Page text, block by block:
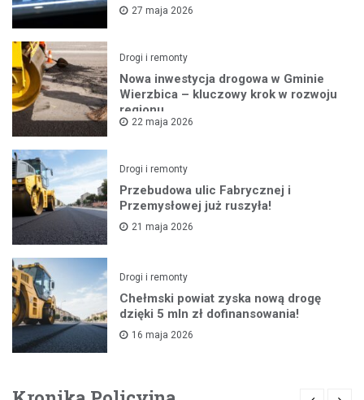
27 maja 2026
Drogi i remonty
Nowa inwestycja drogowa w Gminie
Wierzbica – kluczowy krok w rozwoju
regionu
22 maja 2026
Drogi i remonty
Przebudowa ulic Fabrycznej i
Przemysłowej już ruszyła!
21 maja 2026
Drogi i remonty
Chełmski powiat zyska nową drogę
dzięki 5 mln zł dofinansowania!
16 maja 2026